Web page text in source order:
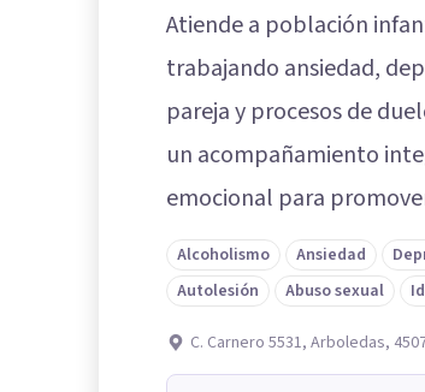
Atiende a población
trabajando ansiedad,
pareja y procesos de
un acompañamiento
emocional para
Alcoholismo Ansiedad
Autolesión
Abuso sexual
C. Carnero 5531, Arboledas,